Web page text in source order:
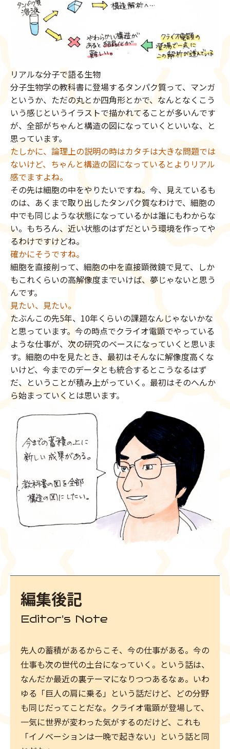
リアルな分子で語る生物
分子生物学の教科書に登場するタンパク質って、マンガ
というか、ただの丸とか四角形とかで、なんとなくこう
いう感じというイラストで描かれてることが多いんです
が、全部がちゃんと構造の図になっていくといいな、と
思っています。
たしかに、論理上の説明の時はカタチは大きな問題では
ないけど、ちゃんと構造の図になっているとよりリアル
感でますよね。
その先は細胞の中をやりたいですね。今、見えているも
のは、あくまで取り出したタンパク質なわけで、細胞の
中でも同じような状態になっているかは誰にもわからな
い。もちろん、近い状態のはずだという環境を作ってや
るわけですけどね。
確かにそうですね。
細胞を直接削って、細胞の中を直接顕微鏡で見て、しか
もこれくらいの高解像度までいけば、夢じゃないと思う
んです。
見たい、見たい。
たぶんこの先5年、10年くらいの課題なんじゃないかな
と思っています。今の時点でクライオ電顕でやっている
ような仕事が、次の研究のベースになっていくと思いま
す。細胞の中を見たとき、最初はそんなに解像度高くな
いけど、今までのデータとも統合するとこうなるはず
だ、ということが積み上がっていく。最初はそのへんか
ら始まっていくとは思います。
編集後記
Editor's Note
先人の蓄積があるからこそ、今の仕事がある。今の
仕事も次の世代の土台になっていく。という話は、
なんだか最近の裏テーマになりつつあるなぁ。いわ
ゆる「巨人の肩に乗る」という話だけど、どの分野
も同じだってことだな。クライオ電顕が登場して、
一気に世界が変わった気がするのだけど、これも
「イノベーションは一晩で起きない」という話と同